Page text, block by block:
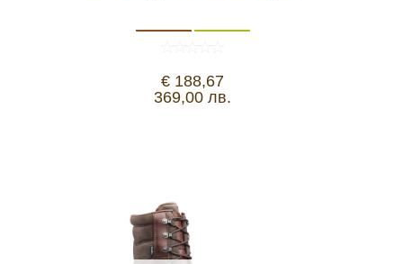
€ 188,67
369,00 лв.